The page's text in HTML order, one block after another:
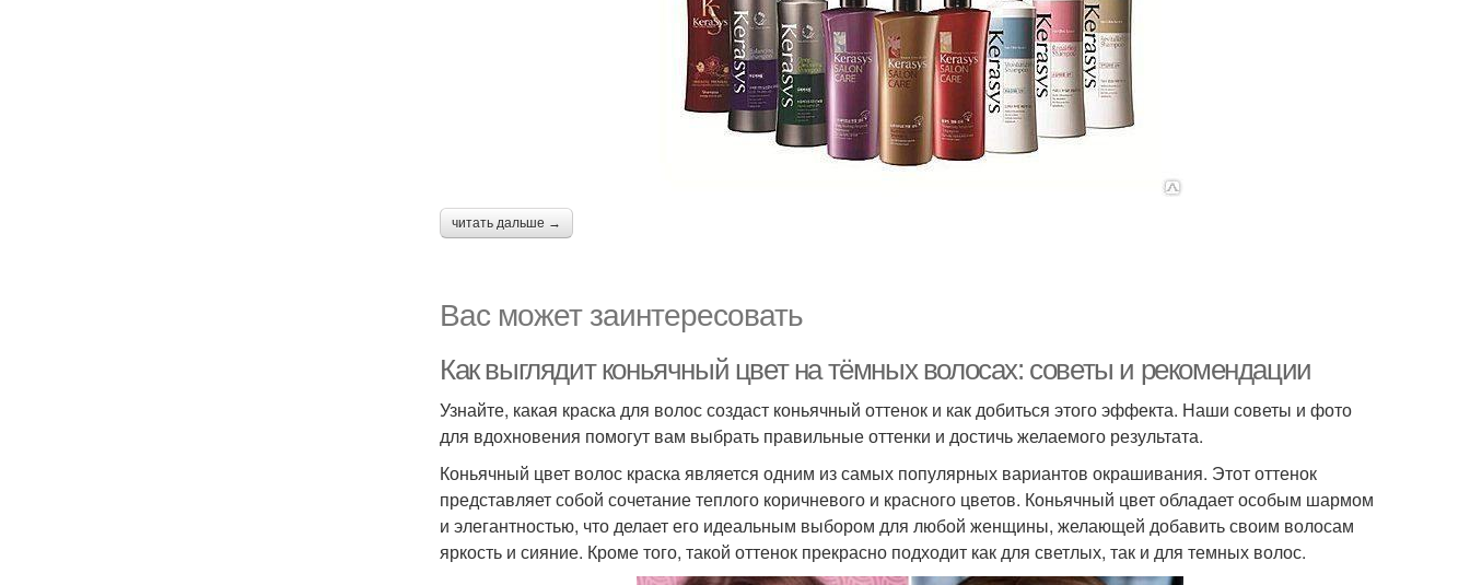
читать дальше →
Вас может заинтересовать
Как выглядит коньячный цвет на тёмных волосах: советы и рекомендации
Узнайте, какая краска для волос создаст коньячный оттенок и как добиться этого эффекта. Наши советы и фото
для вдохновения помогут вам выбрать правильные оттенки и достичь желаемого результата.
Коньячный цвет волос краска является одним из самых популярных вариантов окрашивания. Этот оттенок
представляет собой сочетание теплого коричневого и красного цветов. Коньячный цвет обладает особым шармом
и элегантностью, что делает его идеальным выбором для любой женщины, желающей добавить своим волосам
яркость и сияние. Кроме того, такой оттенок прекрасно подходит как для светлых, так и для темных волос.